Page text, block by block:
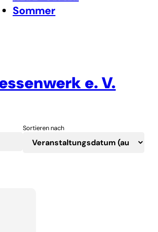
Sommer
e. V.
Sortieren nach